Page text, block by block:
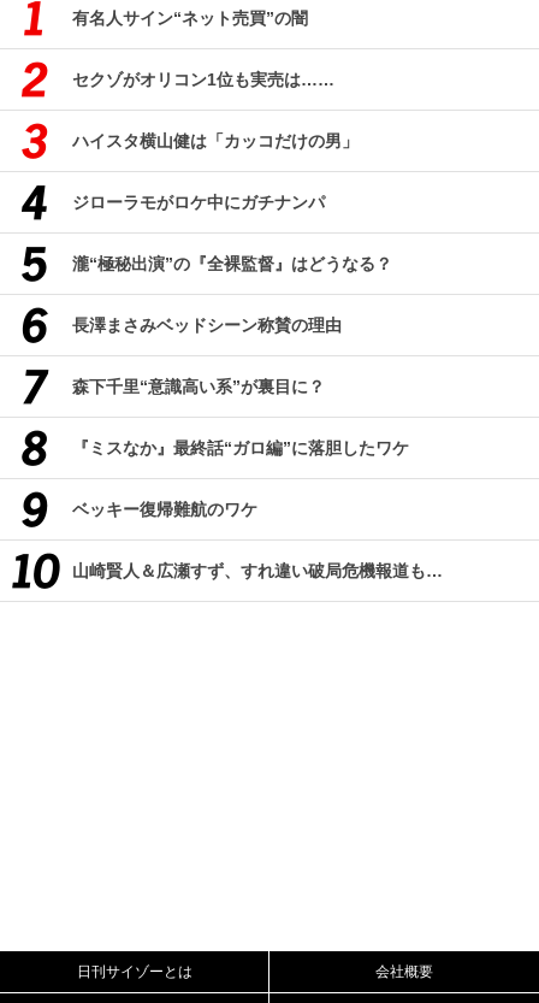
有名人サイン“ネット売買”の闇
セクゾがオリコン1位も実売は……
ハイスタ横山健は「カッコだけの男」
ジローラモがロケ中にガチナンパ
瀧“極秘出演”の『全裸監督』はどうなる？
長澤まさみベッドシーン称賛の理由
森下千里“意識高い系”が裏目に？
『ミスなか』最終話“ガロ編”に落胆したワケ
ベッキー復帰難航のワケ
山崎賢人＆広瀬すず、すれ違い破局危機報道も…
日刊サイゾーとは 会社概要